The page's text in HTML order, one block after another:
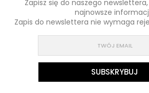
Zapisz się do naszego
najnowsze
Zapis do newslettera nie wymaga